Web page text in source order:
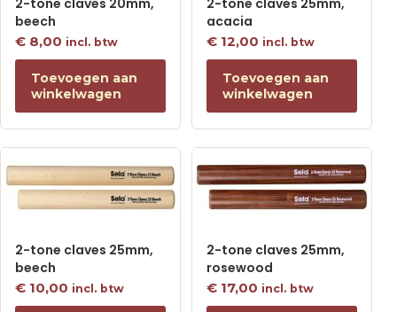
2-tone claves 20mm,
beech
€ 8,00 incl. btw
Toevoegen aan
winkelwagen
2-tone claves 25mm,
acacia
€ 12,00 incl. btw
Toevoegen aan
winkelwagen
2-tone claves 25mm,
beech
€ 10,00 incl. btw
2-tone claves 25mm,
rosewood
€ 17,00 incl. btw